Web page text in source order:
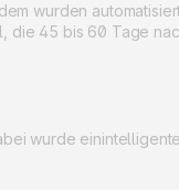
wurden
die 45 bis 60 Tage
wurde